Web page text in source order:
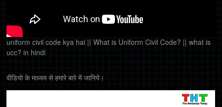
uniform civil code kya hai || What is Uniform Civil Code? || what is
ucc? in hindi
वीडियो के माध्यम से हमारे बारे में जानिये।